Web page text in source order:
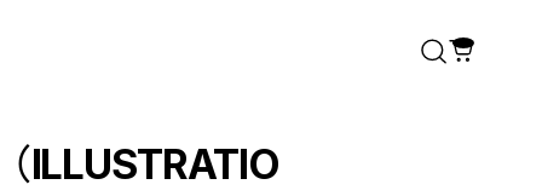
ILLUSTRATIO